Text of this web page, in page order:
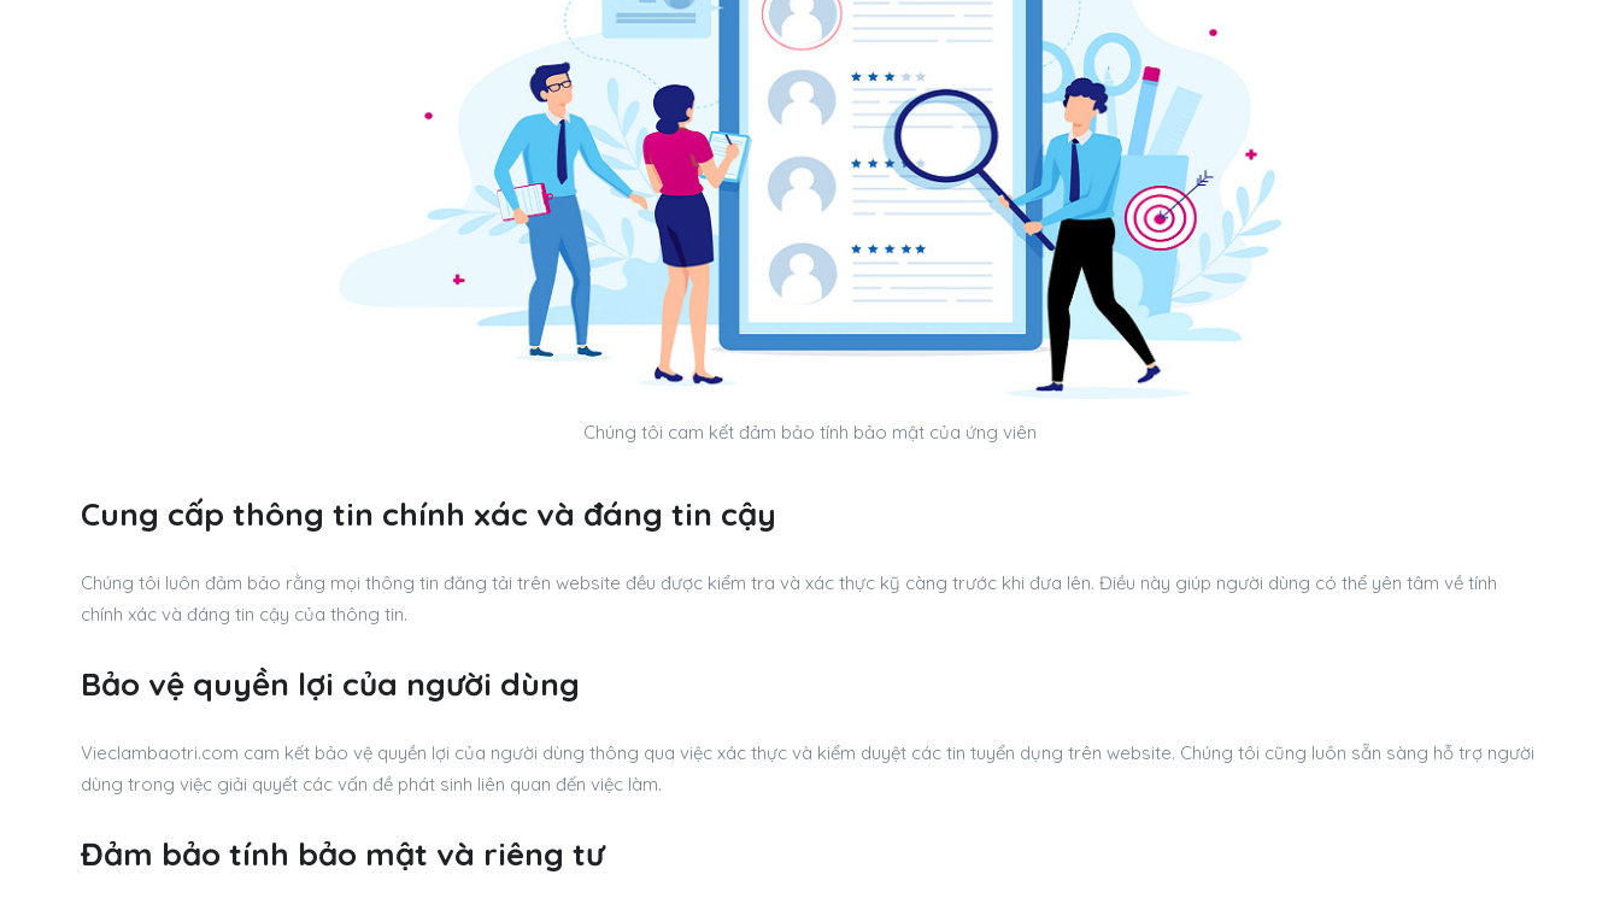
Chúng tôi cam kết đảm bảo tính bảo mật của ứng viên
Cung cấp thông tin chính xác và đáng tin cậy
Chúng tôi luôn đảm bảo rằng mọi thông tin đăng tải trên website đều được kiểm tra và xác thực kỹ càng trước khi đưa lên. Điều này giúp người dùng có thể yên tâm về tính
chính xác và đáng tin cậy của thông tin.
Bảo vệ quyền lợi của người dùng
Vieclambaotri.com cam kết bảo vệ quyền lợi của người dùng thông qua việc xác thực và kiểm duyệt các tin tuyển dụng trên website. Chúng tôi cũng luôn sẵn sàng hỗ trợ người
dùng trong việc giải quyết các vấn đề phát sinh liên quan đến việc làm.
Đảm bảo tính bảo mật và riêng tư